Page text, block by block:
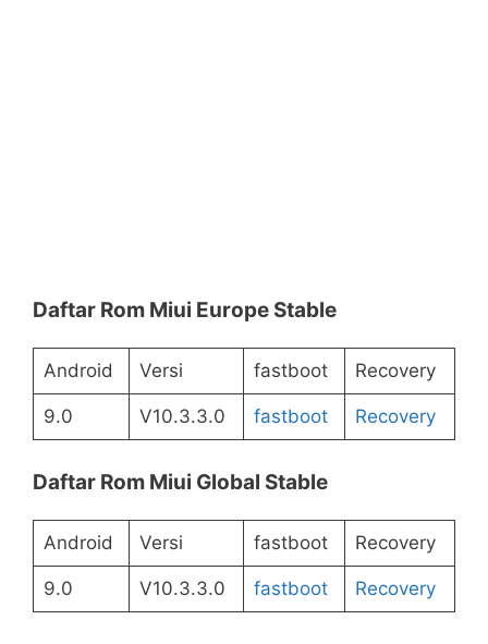
Daftar Rom Miui Europe Stable
Android Versi fastboot Recovery
9.0 V10.3.3.0 fastboot Recovery
Daftar Rom Miui Global Stable
Android Versi fastboot Recovery
9.0 V10.3.3.0 fastboot Recovery